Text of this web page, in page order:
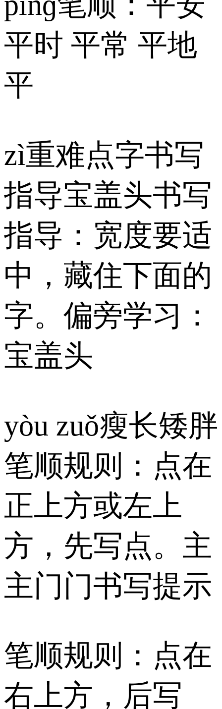
平时 平常 平地
平
zì重难点字书写
指导宝盖头书写
指导：宽度要适
中，藏住下面的
字。偏旁学习：
宝盖头
yòu zuǒ瘦长矮胖
笔顺规则：点在
正上方或左上
方，先写点。主
主门门书写提示
笔顺规则：点在
右上方，后写